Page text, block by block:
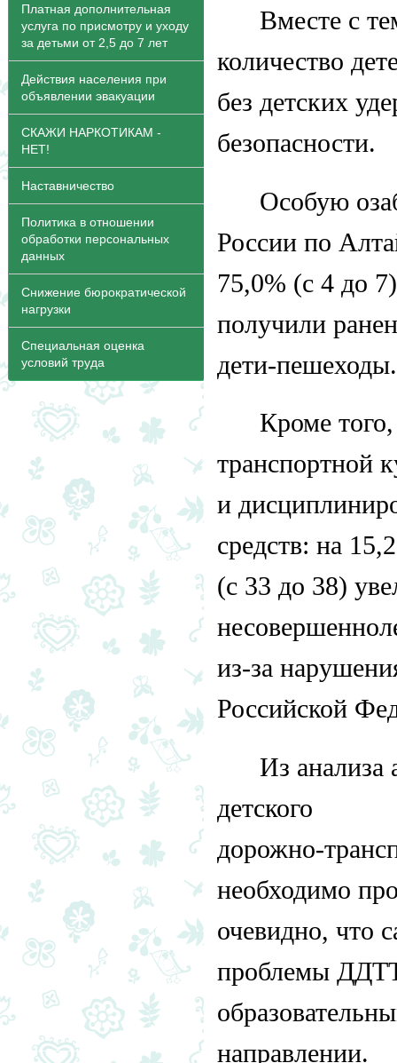
Платная дополнительная
услуга по присмотру и уходу
за детьми от 2,5 до 7 лет
Действия населения при
объявлении эвакуации
СКАЖИ НАРКОТИКАМ -
НЕТ!
Наставничество
Политика в отношении
обработки персональных
данных
Снижение бюрократической
нагрузки
Специальная оценка
условий труда
Вместе с
количество
без детских
безопасности.
Особую
России по
75,0% (с 4 до
получили
дети-пешеходы.
Кроме
транспортной
и
средств: на
(с 33 до 38)
из-за
Российской
Из анализа
детского
дорожно-
необходимо
очевидно, что
проблемы ДДТТ
направлении.